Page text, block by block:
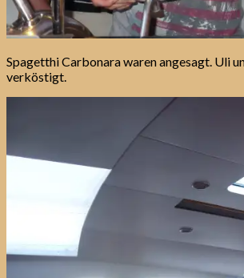
Spagetthi Carbonara waren angesagt. Uli
verköstigt.